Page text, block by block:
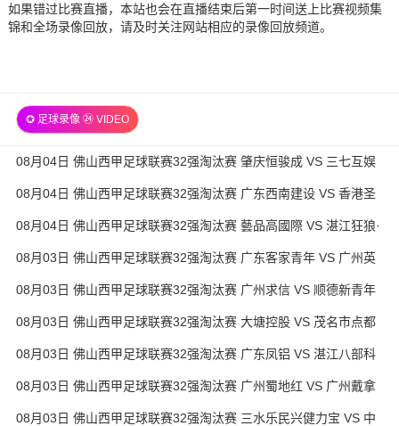
如果错过比赛直播，本站也会在直播结束后第一时间送上比赛视频集
锦和全场录像回放，请及时关注网站相应的录像回放频道。
✪ 足球录像 ㉔ VIDEO
08月04日 佛山西甲足球联赛32强淘汰赛 肇庆恒骏成 VS 三七互娱
全场录像
08月04日 佛山西甲足球联赛32强淘汰赛 广东西南建设 VS 香港圣
徒 全场录像
08月04日 佛山西甲足球联赛32强淘汰赛 藝品高國際 VS 湛江狂狼·
粵辉能源 全场录像
08月03日 佛山西甲足球联赛32强淘汰赛 广东客家青年 VS 广州英
华思力U17 全场录像
08月03日 佛山西甲足球联赛32强淘汰赛 广州求信 VS 顺德新青年
全场录像
08月03日 佛山西甲足球联赛32强淘汰赛 大塘控股 VS 茂名市点都
得 全场录像
08月03日 佛山西甲足球联赛32强淘汰赛 广东凤铝 VS 湛江八部科
技 全场录像
08月03日 佛山西甲足球联赛32强淘汰赛 广州蜀地红 VS 广州戴拿
模 全场录像
08月03日 佛山西甲足球联赛32强淘汰赛 三水乐民兴健力宝 VS 中